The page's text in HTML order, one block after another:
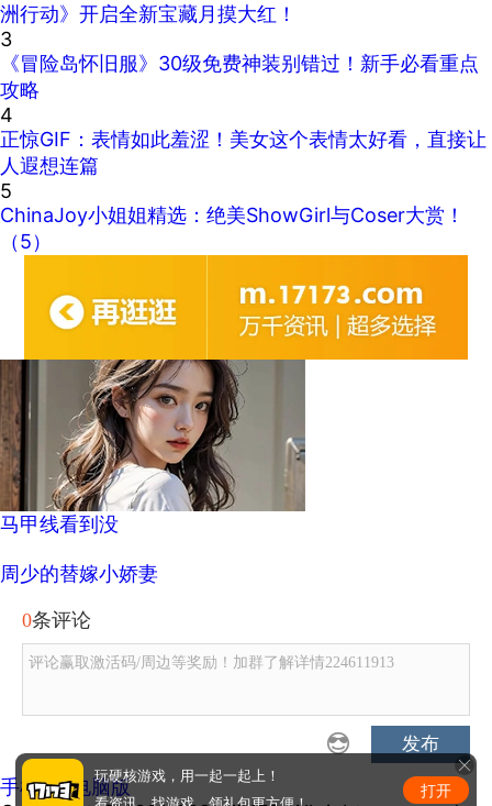
洲行动》开启全新宝藏月摸大红！
3
《冒险岛怀旧服》30级免费神装别错过！新手必看重点
攻略
4
正惊GIF：表情如此羞涩！美女这个表情太好看，直接让
人遐想连篇
5
ChinaJoy小姐姐精选：绝美ShowGirl与Coser大赏！
（5）
马甲线看到没
周少的替嫁小娇妻
0条评论
评论赢取激活码/周边等奖励！加群了解详情224611913
发布
手机版|电脑版
玩硬核游戏，用一起一起上！
打开